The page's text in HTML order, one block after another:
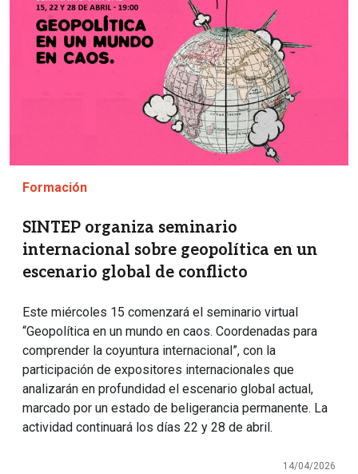
Formación
SINTEP organiza seminario
internacional sobre geopolítica en un
escenario global de conflicto
Este miércoles 15 comenzará el seminario virtual
“Geopolítica en un mundo en caos. Coordenadas para
comprender la coyuntura internacional”, con la
participación de expositores internacionales que
analizarán en profundidad el escenario global actual,
marcado por un estado de beligerancia permanente. La
actividad continuará los días 22 y 28 de abril.
14/04/2026